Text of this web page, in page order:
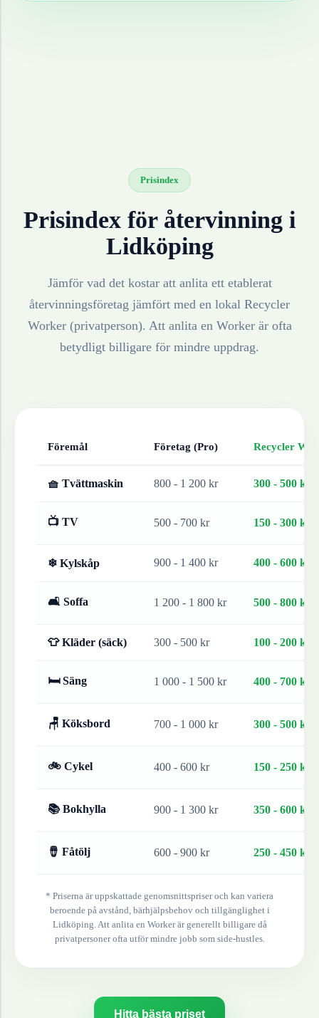
Prisindex
Prisindex för återvinning i
Lidköping
Jämför vad det kostar att anlita ett etablerat
återvinningsföretag jämfört med en lokal Recycler
Worker (privatperson). Att anlita en Worker är ofta
betydligt billigare för mindre uppdrag.
Föremål Företag (Pro) Recycler
🧺 Tvättmaskin 800 - 1 200 kr 300 - 500 kr
📺 TV 500 - 700 kr 150 - 300 kr
❄ Kylskåp 900 - 1 400 kr 400 - 600 kr
🛋 Soffa 1 200 - 1 800 kr 500 - 800 kr
👕 Kläder (säck) 300 - 500 kr 100 - 200 kr
🛏 Säng 1 000 - 1 500 kr 400 - 700 kr
🪑 Köksbord 700 - 1 000 kr 300 - 500 kr
🚲 Cykel 400 - 600 kr 150 - 250 kr
📚 Bokhylla 900 - 1 300 kr 350 - 600 kr
🪘 Fåtölj 600 - 900 kr 250 - 450 kr
* Priserna är uppskattade genomsnittspriser och kan variera
beroende på avstånd, bärhjälpsbehov och tillgänglighet i
Lidköping. Att anlita en Worker är generellt billigare då
privatpersoner ofta utför mindre jobb som side-hustles.
Hitta bästa priset